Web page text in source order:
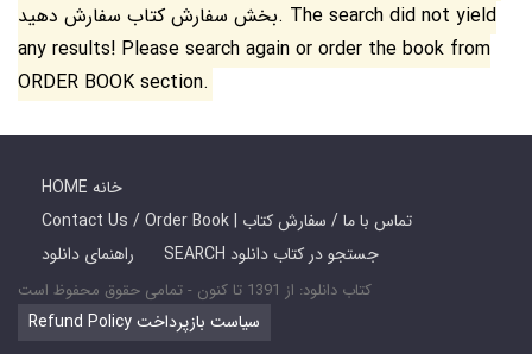
بخش سفارش کتاب سفارش دهید. The search did not yield
any results! Please search again or order the book from
ORDER BOOK section.
HOME خانه
Contact Us / Order Book | تماس با ما / سفارش کتاب
راهنمای دانلود
SEARCH جستجو در کتاب دانلود
کتاب دانلود: از 1391 تا کنون - تمامی حقوق محفوظ است
Refund Policy سیاست بازپرداخت